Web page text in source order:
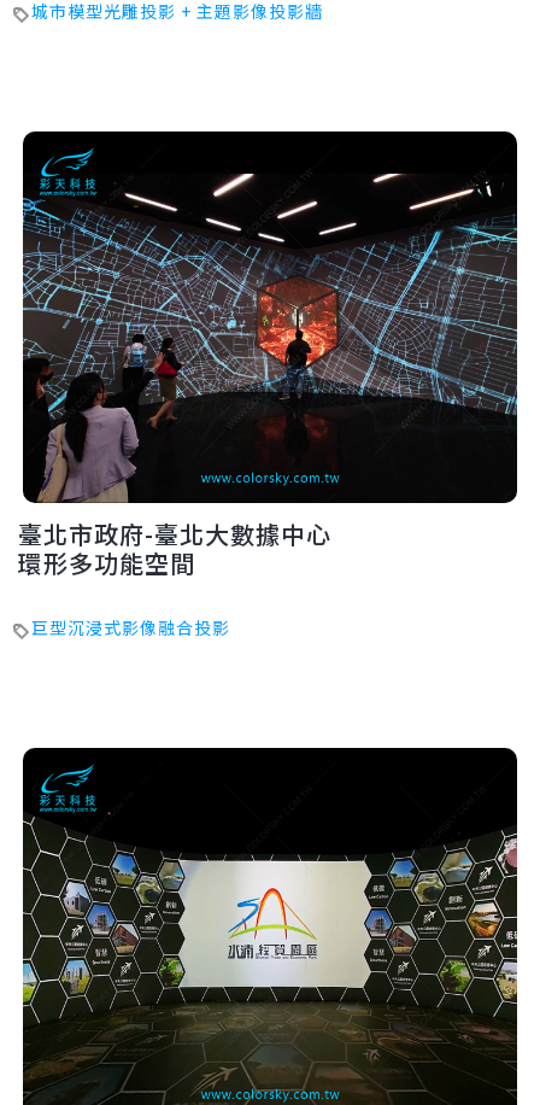
城市模型光雕投影 + 主題影像投影牆
臺北市政府-臺北大數據中心
環形多功能空間
巨型沉浸式影像融合投影